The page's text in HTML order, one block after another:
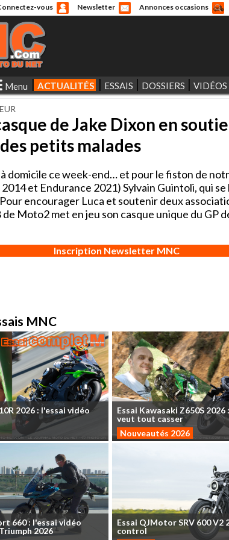
vous Newsletter Annonces occasions
Menu ACTUALITÉS ESSAIS DOSSIERS VIDÉOS
de Jake Dixon en
petits malades
domicile ce week-end… et pour le fiston de
et Endurance 2021) Sylvain Guintoli, qui
encourager Luca et soutenir deux
de Moto2 met en jeu son casque unique du GP
Inscription Newsletter MNC
MNC
2026 : l'essai vidéo
Essai Kawasaki Z650S2026:
veut tout casser
Nouveautés 2026
660: l'essaividéo
Triumph2026
Essai QJMotorSRV 600V2
control